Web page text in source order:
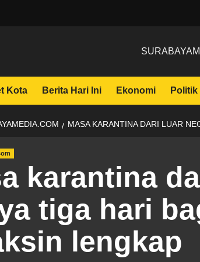
Kota Berita Hari Ini Ekonomi Politik
MASA KARANTINA DARI LUAR
karantina
tiga hari
lengkap